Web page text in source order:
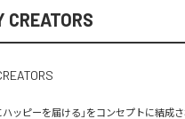
CREATORS
ハッピーを届ける」をコンセプトに結成